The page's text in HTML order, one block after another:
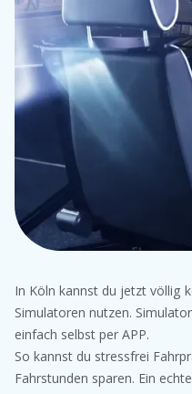
In Köln kannst du jetzt völlig
Simulatoren nutzen.
einfach selbst per APP.
So kannst du stressfrei
Fahrstunden sparen. Ein